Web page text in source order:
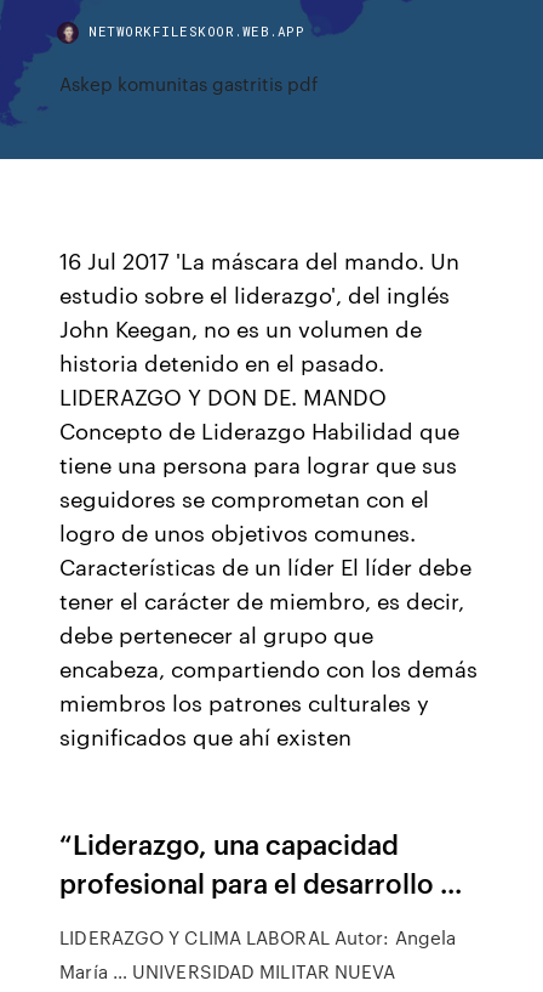
NETWORKFILESKOOR.WEB.APP
Askep komunitas gastritis pdf
16 Jul 2017 'La máscara del mando. Un
estudio sobre el liderazgo', del inglés
John Keegan, no es un volumen de
historia detenido en el pasado.
LIDERAZGO Y DON DE. MANDO
Concepto de Liderazgo Habilidad que
tiene una persona para lograr que sus
seguidores se comprometan con el
logro de unos objetivos comunes.
Características de un líder El líder debe
tener el carácter de miembro, es decir,
debe pertenecer al grupo que
encabeza, compartiendo con los demás
miembros los patrones culturales y
significados que ahí existen
“Liderazgo, una capacidad
profesional para el desarrollo ...
LIDERAZGO Y CLIMA LABORAL Autor: Angela
María … UNIVERSIDAD MILITAR NUEVA